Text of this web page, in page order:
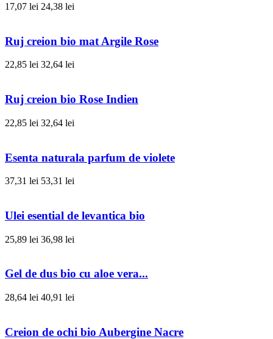
17,07 lei 24,38 lei
Ruj creion bio mat Argile Rose
22,85 lei 32,64 lei
Ruj creion bio Rose Indien
22,85 lei 32,64 lei
Esenta naturala parfum de violete
37,31 lei 53,31 lei
Ulei esential de levantica bio
25,89 lei 36,98 lei
Gel de dus bio cu aloe vera...
28,64 lei 40,91 lei
Creion de ochi bio Aubergine Nacre